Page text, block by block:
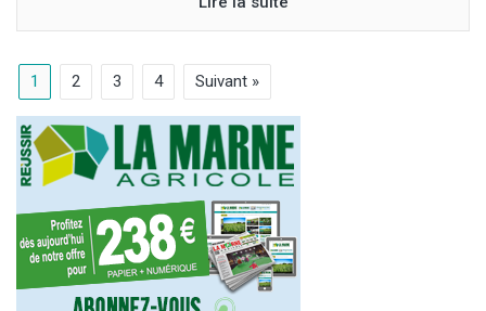
1 2 3 4 Suivant »